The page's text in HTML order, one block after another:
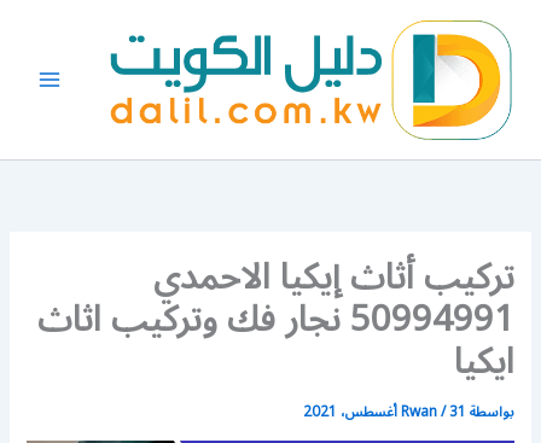
المحتوى
تركيب أثاث إيكيا الاحمدي
50994991 نجار فك وتركيب اثاث
ايكيا
بواسطة Rwan/31 أغسطس، 2021